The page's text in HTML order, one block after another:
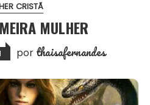
CRISTÃ
MULHER
por thaisafernandes